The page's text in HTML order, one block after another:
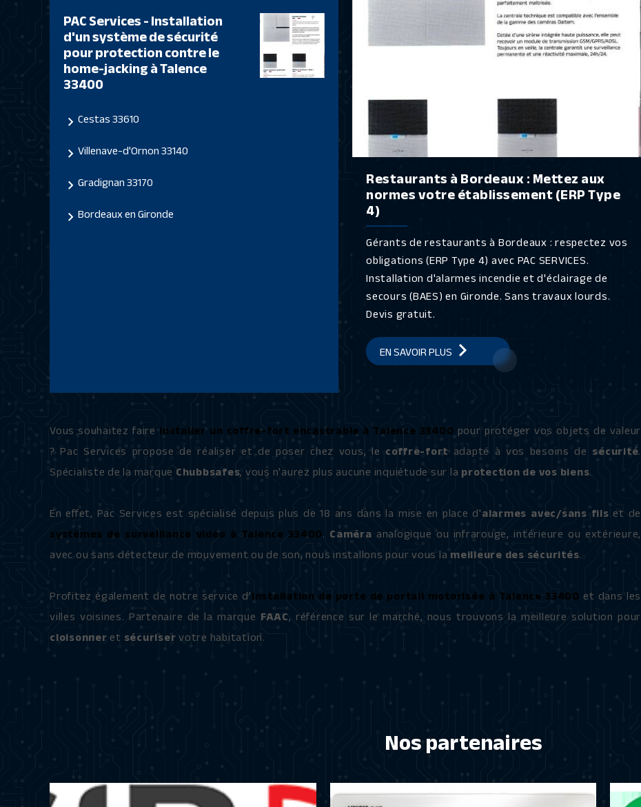
PAC Services - Installation
d'un système de sécurité
pour protection contre le
home-jacking à Talence
33400
Cestas 33610
Villenave-d'Ornon 33140
Gradignan 33170
Bordeaux en Gironde
Restaurants à Bordeaux : Mettez aux
normes votre établissement (ERP Type
4)
Gérants de restaurants à Bordeaux : respectez vos
obligations (ERP Type 4) avec PAC SERVICES.
Installation d'alarmes incendie et d'éclairage de
secours (BAES) en Gironde. Sans travaux lourds.
Devis gratuit.
EN SAVOIR PLUS
Vous souhaitez faire installer un coffre-fort encastrable à Talence 33400 pour protéger vos objets de valeur
? Pac Services propose de réaliser et de poser chez vous, le coffre-fort adapté à vos besoins de sécurité.
Spécialiste de la marque Chubbsafes, vous n'aurez plus aucune inquiétude sur la protection de vos biens.
En effet, Pac Services est spécialisé depuis plus de 18 ans dans la mise en place d'alarmes avec/sans fils et de
systèmes de surveillance vidéo à Talence 33400. Caméra analogique ou infrarouge, intérieure ou extérieure,
avec ou sans détecteur de mouvement ou de son, nous installons pour vous la meilleure des sécurités.
Profitez également de notre service d'installation de porte de portail motorisée à Talence 33400 et dans les
villes voisines. Partenaire de la marque FAAC, référence sur le marché, nous trouvons la meilleure solution pour
cloisonneret sécuriservotre habitation.
Nos partenaires